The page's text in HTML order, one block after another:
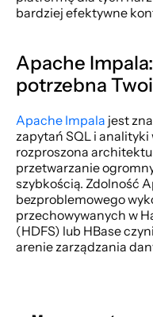
bardziej efektywne
Apache
potrzebna
Apache Impala jest
zapytań SQL i analityki
rozproszona
przetwarzanie
szybkością. Zdolność
bezproblemowego
przechowywanych w
(HDFS) lub HBase
arenie zarządzania